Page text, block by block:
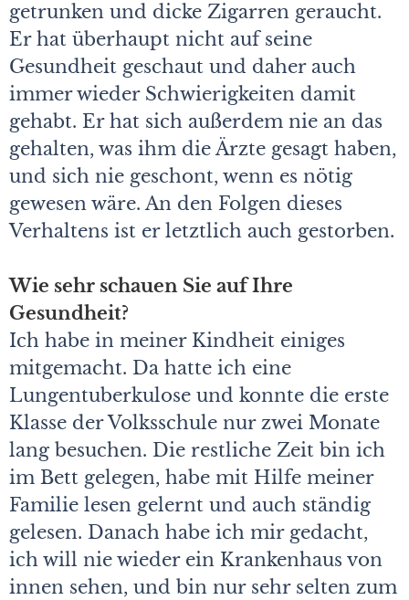
getrunken und dicke Zigarren geraucht.
Er hat überhaupt nicht auf seine
Gesundheit geschaut und daher auch
immer wieder Schwierigkeiten damit
gehabt. Er hat sich außerdem nie an das
gehalten, was ihm die Ärzte gesagt haben,
und sich nie geschont, wenn es nötig
gewesen wäre. An den Folgen dieses
Verhaltens ist er letztlich auch gestorben.
Wie sehr schauen Sie auf Ihre
Gesundheit?
Ich habe in meiner Kindheit einiges
mitgemacht. Da hatte ich eine
Lungentuberkulose und konnte die erste
Klasse der Volksschule nur zwei Monate
lang besuchen. Die restliche Zeit bin ich
im Bett gelegen, habe mit Hilfe meiner
Familie lesen gelernt und auch ständig
gelesen. Danach habe ich mir gedacht,
ich will nie wieder ein Krankenhaus von
innen sehen, und bin nur sehr selten zum